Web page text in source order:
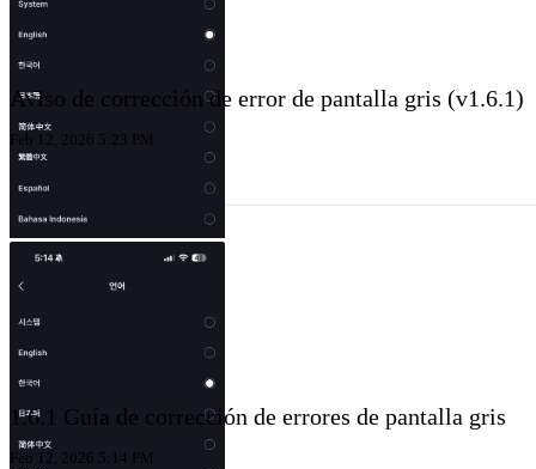
Aviso de corrección de error de pantalla gris (v1.6.1)
Feb 12, 2026 5:23 PM
1.6.1 Guía de corrección de errores de pantalla gris
Feb 12, 2026 5:14 PM